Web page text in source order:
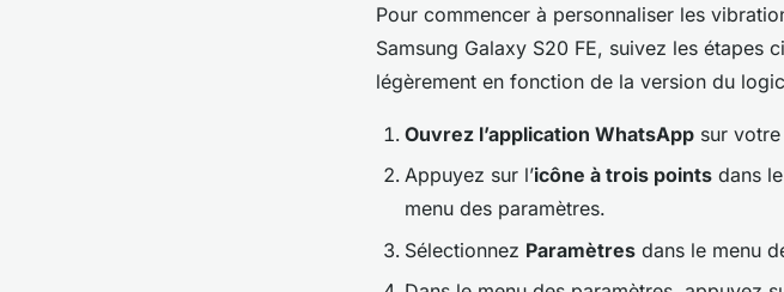
Pour commencer à personnaliser les
Samsung Galaxy S20 FE, suivez les étapes
légèrement en fonction de la version du
Ouvrez l’application WhatsApp sur
Appuyez sur l’icône à trois points dans
menu des paramètres.
Sélectionnez Paramètres dans le menu